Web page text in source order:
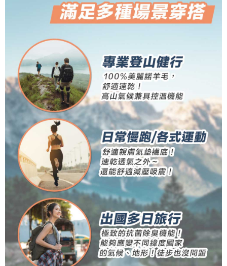
JKOPay, atau iPASS MONEY.
[Nota Penting]
Perkhidmatan ini disediakan oleh Taiwan Mobile Co., Ltd. (“Syarikat”),
yang membolehkan pelanggan membeli barangan atau perkhidmatan
melalui perkhidmatan ini pada masa transaksi. Hasil daripada pembelian
atau pembayaran ansuran akan dipindahkan oleh peniaga kepada
Syarikat, dan pelanggan hendaklah membuat pembayaran mengikut
perjanjian menggunakan sistem bil Syarikat.
Untuk memenuhi hubungan kontrak yang terjalin melalui persetujuan
penggunaan OP Pay Later, peniaga akan memberikan maklumat peribadi
anda (termasuk nama, nombor telefon, atau alamat) kepada Syarikat bagi
tujuan pengumpulan, pemprosesan dan penggunaan data yang
diperlukan untuk pengebilan ansuran, termasuk pengesahan,
pengesahan semula dan pembetulan.
Untuk terma perkhidmatan penuh, sila rujuk pautan berikut:
https://oppay.tw/userRule" target="_blank" class="link revert-
style">https://oppay.tw/userRule
【Panduan Penggunaan Pembayaran Ansuran Gogo】
1. Perkhidmatan ini disediakan oleh Taiwan Mobile, pengguna telefon
mudah alih boleh segera menggunakan tanpa perlu memohon lagi.
(Hanya untuk nombor langganan peribadi, tidak terbuka untuk syarikat
dan kad prabayar)
2. Pilihan kaedah pembayaran "Pembayaran Ansuran Gogo", selepas
pesanan ditubuhkan, akan secara automatik dialihkan ke proses
Kedua, Sekatan Pembayaran
1. Jumlah yang diperakui untuk pengguna kali pertama boleh sehingga
2. Amaun perbelanjaan minimum mestilah lebih besar daripada NT$20.
3. Pada masa ini hanya tersedia untuk ahli Taiwan.
Ketiga, Syarat Perkhidmatan
Perkhidmatan AFTEE Beli Sekarang Bayar Kemudian disediakan oleh NP
Taiwan, Inc. dan AFTEE akan membuat bil kepada pengguna. AFTEE
akan menggunakan data peribadi yang dikumpul (termasuk nama
pembeli, no. telefon, nama penerima, no. telefon, alamat penerima) untuk
penggunaan perkhidmatan. Sila rujuk kepada "Penyata Pengumpulan
Data Peribadi, Pemprosesan, Penggunaan"
(https://aftee.tw/privacypolicy/
) untuk maklumat lanjut.
Jumlah yang diperakui untuk pengguna kali pertama yang lulus
kelulusan boleh sehingga NT$10,000. Jika pengguna tidak membuat
pembayaran dalam tempoh tersebut, yuran pembayaran lewat sebanyak
20% setahun akan dikenakan. Pengguna bawah umur dikehendaki
mendapatkan kebenaran daripada ibu bapa atau penjaga yang sah
untuk menggunakan AFTEE.
Sila hubungi NP Taiwan Inc. di cs_tw@netprotections.co.jpjika anda
mempunyai sebarang kebimbangan mengenai pemprosesan dan
penggunaan pada data peribadi. Jika anda tidak bersetuju dengan data
peribadi yang disenaraikan seperti di atas akan dikumpul dan digunakan
oleh AFTEE, sila jangan gunakan perkhidmatan ini.
NT$1,000 atau lebih
Kadar Penghantaran